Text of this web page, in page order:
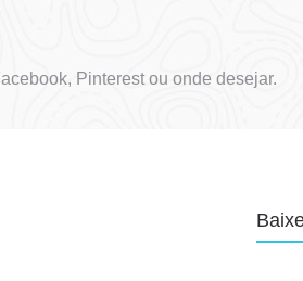
Pinterest ou onde desejar.